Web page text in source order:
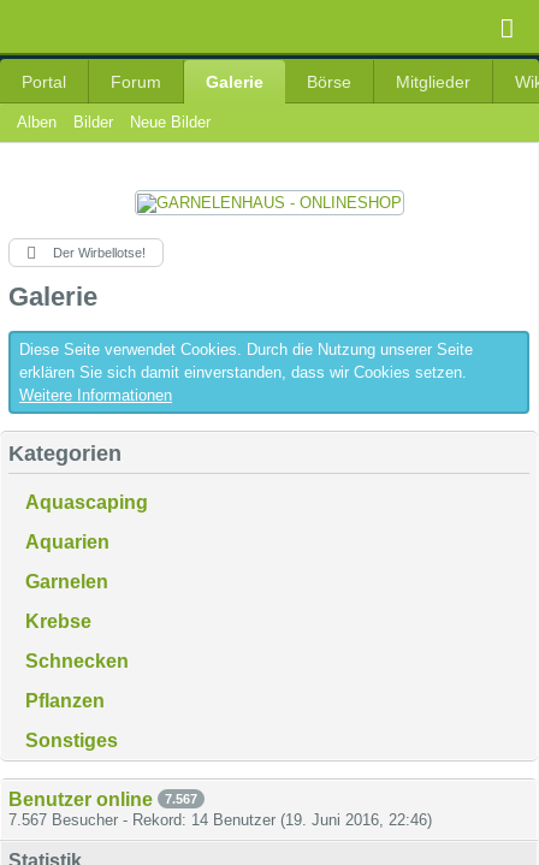
Portal Forum Galerie Börse Mitglieder
Alben Bilder Neue Bilder
Der Wirbellotse!
Galerie
Diese Seite verwendet Cookies. Durch die Nutzung unserer Seite
erklären Sie sich damit einverstanden, dass wir Cookies setzen.
Weitere Informationen
Kategorien
Aquascaping
Aquarien
Garnelen
Krebse
Schnecken
Pflanzen
Sonstiges
Benutzer online 7.567
7.567 Besucher - Rekord: 14 Benutzer (19. Juni 2016, 22:46)
Statistik